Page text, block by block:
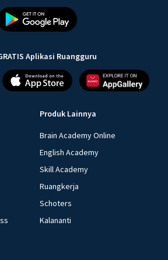
Aplikasi Ruangguru
Produk Lainnya
Brain Academy Online
English Academy
Skill Academy
Ruangkerja
Schoters
Kalananti